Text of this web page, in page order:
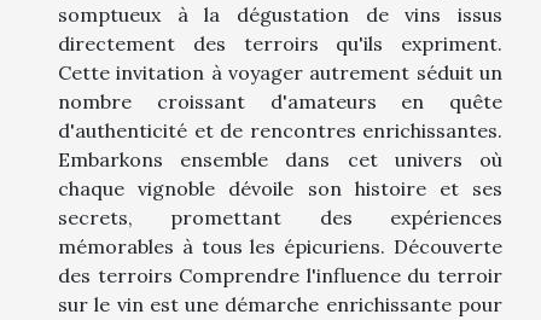
somptueux à la dégustation de vins issus
directement des terroirs qu'ils expriment.
Cette invitation à voyager autrement séduit un
nombre croissant d'amateurs en quête
d'authenticité et de rencontres enrichissantes.
Embarkons ensemble dans cet univers où
chaque vignoble dévoile son histoire et ses
secrets, promettant des expériences
mémorables à tous les épicuriens. Découverte
des terroirs Comprendre l'influence du terroir
sur le vin est une démarche enrichissante pour